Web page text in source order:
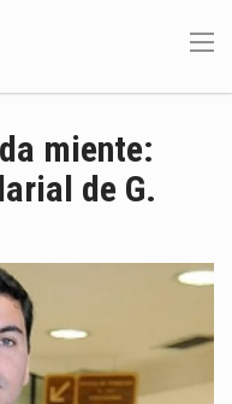
miente:
de G.